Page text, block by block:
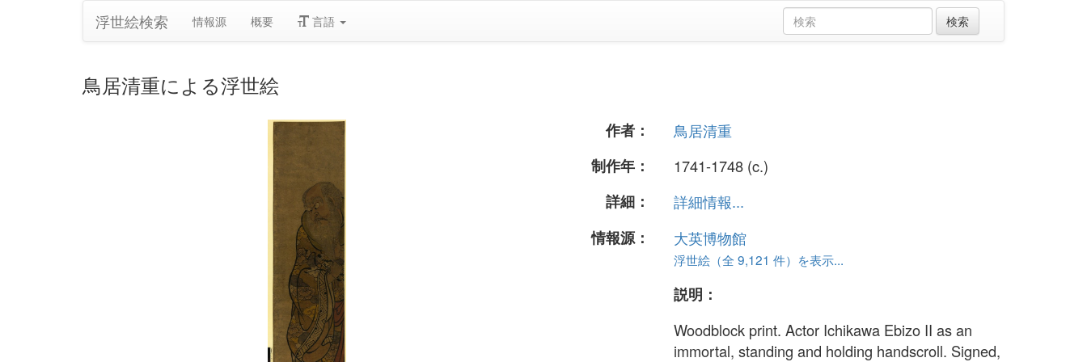
浮世絵検索 情報源 概要 言語
鳥居清重による浮世絵
作者：
鳥居清重
制作年：
1741-1748 (c.)
詳細：
詳細情報...
情報源：
大英博物館
浮世絵（全 9,121 件）を表示...
説明：
Woodblock print. Actor Ichikawa Ebizo II as an
immortal, standing and holding handscroll. Signed,